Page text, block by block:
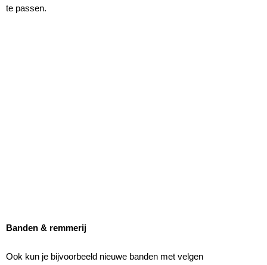
te passen.
Banden & remmerij
Ook kun je bijvoorbeeld nieuwe banden met velgen